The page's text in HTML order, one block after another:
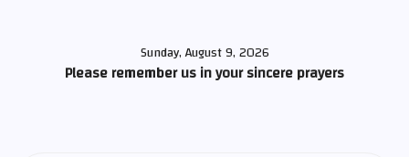
Sunday, August 9, 2026
Please remember us in your sincere prayers